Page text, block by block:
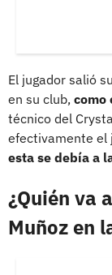
El jugador salió
en su club, como
técnico del
efectivamente el
esta se debía a
¿Quién va
Muñoz en